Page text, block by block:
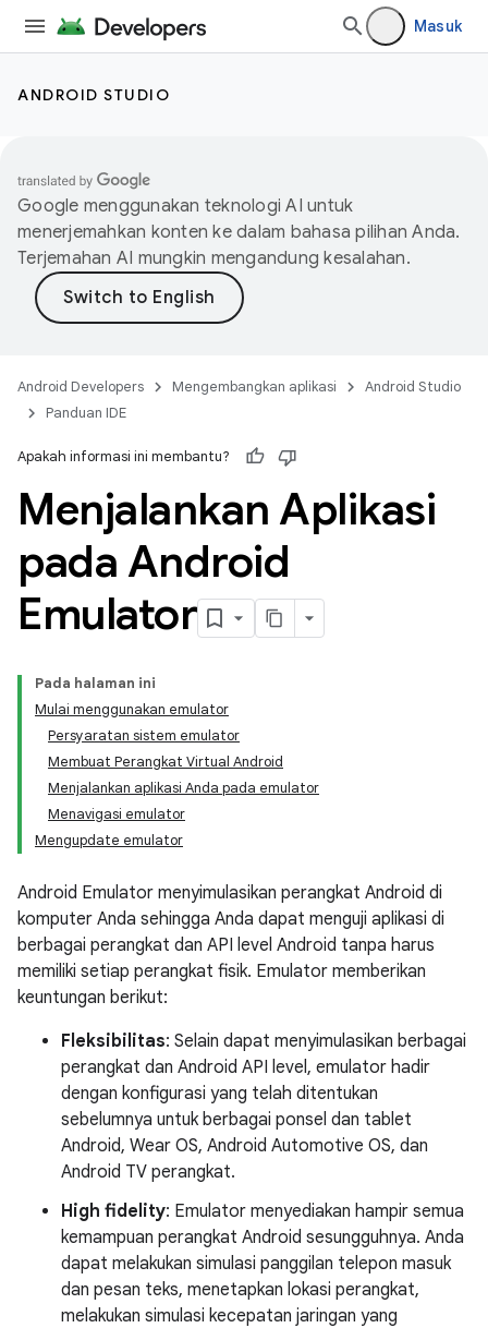
Masuk
ANDROID STUDIO
Google menggunakan teknologi AI untuk
menerjemahkan konten ke dalam bahasa pilihan Anda.
Terjemahan AI mungkin mengandung kesalahan.
Android Developers Mengembangkan aplikasi
Android Studio
Panduan IDE
Apakah informasi ini membantu?
Menjalankan Aplikasi
pada Android
Emulator
Pada halaman ini
Mulai menggunakan emulator
Persyaratan sistem emulator
Membuat Perangkat Virtual Android
Menjalankan aplikasi Anda pada emulator
Menavigasi emulator
Mengupdate emulator
Android Emulator menyimulasikan perangkat Android di
komputer Anda sehingga Anda dapat menguji aplikasi di
berbagai perangkat dan API level Android tanpa harus
memiliki setiap perangkat fisik. Emulator memberikan
keuntungan berikut:
Fleksibilitas: Selain dapat menyimulasikan berbagai
perangkat dan Android API level, emulator hadir
dengan konfigurasi yang telah ditentukan
sebelumnya untuk berbagai ponsel dan tablet
Android, Wear OS, Android Automotive OS, dan
Android TV perangkat.
High fidelity: Emulator menyediakan hampir semua
kemampuan perangkat Android sesungguhnya. Anda
dapat melakukan simulasi panggilan telepon masuk
dan pesan teks, menetapkan lokasi perangkat,
melakukan simulasi kecepatan jaringan yang